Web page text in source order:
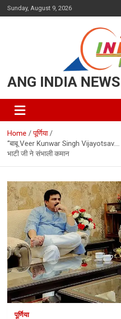
Skip
to
Sunday, August 9, 2026
ANG INDIA NEWS
Home
पूर्णिया
“बाबू Veer Kunwar Singh
भाटी जी ने संभाली कमान
पूर्णिया